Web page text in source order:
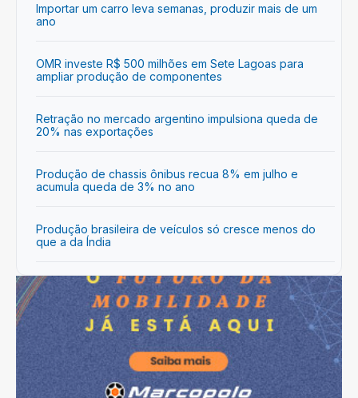
Importar um carro leva semanas, produzir mais de um
ano
OMR investe R$ 500 milhões em Sete Lagoas para
ampliar produção de componentes
Retração no mercado argentino impulsiona queda de
20% nas exportações
Produção de chassis ônibus recua 8% em julho e
acumula queda de 3% no ano
Produção brasileira de veículos só cresce menos do
que a da Índia